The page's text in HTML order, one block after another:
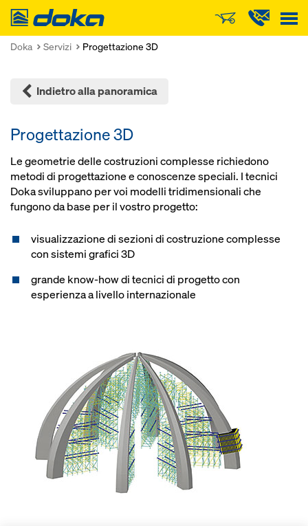
Doka
Doka Servizi Progettazione 3D
Indietro alla panoramica
Progettazione 3D
Le geometrie delle costruzioni comples­se richiedono
metodi di progettazione e conoscenze speciali. I tecnici
Doka sviluppano per voi modelli tridimensionali che
fungono da base per il vostro progetto:
visualizzazione di sezioni di costruzione complesse
con sistemi grafici 3D
grande know-how di tecnici di progetto con
esperienza a livello internazionale